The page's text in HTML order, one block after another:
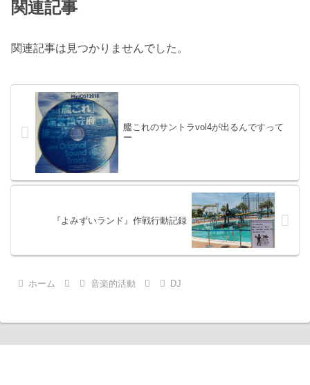
関連記事
関連記事は見つかりませんでした。
艦これのサントラvol4が出るんですって
ー
『よみずいランド』作戦行動記録
ホーム 音楽的活動 DJ